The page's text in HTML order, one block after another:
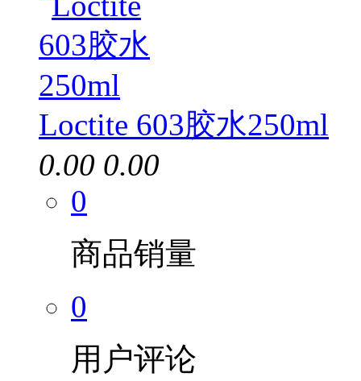
Loctite 603胶水250ml
0.00 0.00
0
商品销量
0
用户评论